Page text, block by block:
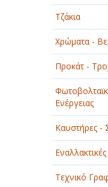
ΦΑΓΗΤΟ
Τζάκια
Χρώματα -
Προκάτ -
Ενέργειας
Καυστήρες -
Τεχνικό